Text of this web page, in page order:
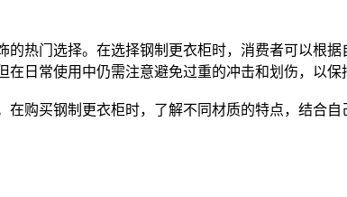
门选择。在选择钢制更衣柜时，消费者可以根据
日常使用中仍需注意避免过重的冲击和划伤，以保
买钢制更衣柜时，了解不同材质的特点，结合自